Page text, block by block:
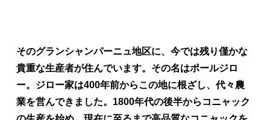
そのグランシャンパーニュ地区に、今では残り僅かな
貴重な生産者が住んでいます。その名はポールジロ
ー。ジロー家は400年前からこの地に根ざし、代々農
業を営んできました。1800年代の後半からコニャック